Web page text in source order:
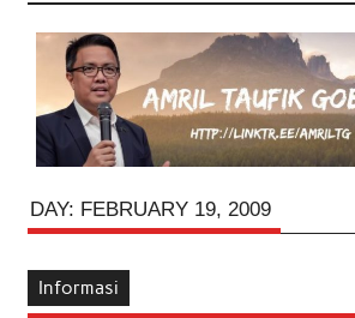
DAY: FEBRUARY 19, 2009
Informasi